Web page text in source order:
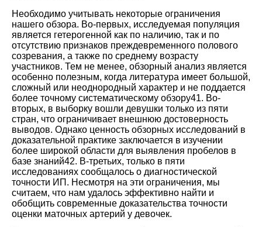
Необходимо учитывать некоторые ограничения
нашего обзора. Во-первых, исследуемая популяция
является гетерогенной как по наличию, так и по
отсутствию признаков преждевременного полового
созревания, а также по среднему возрасту
участников. Тем не менее, обзорный анализ является
особенно полезным, когда литература имеет большой,
сложный или неоднородный характер и не поддается
более точному систематическому обзору41. Во-
вторых, в выборку вошли девушки только из пяти
стран, что ограничивает внешнюю достоверность
выводов. Однако ценность обзорных исследований в
доказательной практике заключается в изучении
более широкой области для выявления пробелов в
базе знаний42. В-третьих, только в пяти
исследованиях сообщалось о диагностической
точности ИП. Несмотря на эти ограничения, мы
считаем, что нам удалось эффективно найти и
обобщить современные доказательства точности
оценки маточных артерий у девочек.